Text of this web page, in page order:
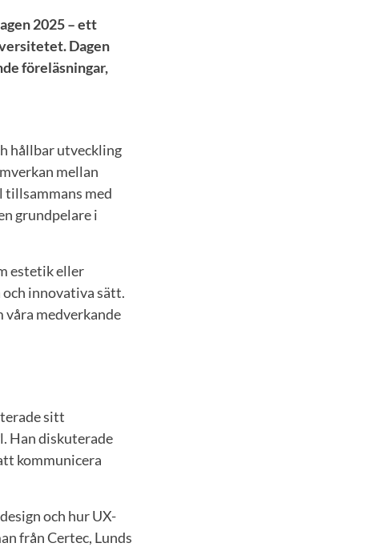
2025 – ett
Dagen
föreläsningar,
hållbar utveckling
mellan
med
grundpelare i
estetik eller
innovativa sätt.
våra medverkande
sitt
Han diskuterade
kommunicera
och hur UX-
från Certec, Lunds